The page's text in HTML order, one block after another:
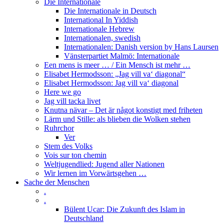
Die Internationale in Deutsch
International In Yiddish
Internationale Hebrew
Internationalen, swedish
Internationalen: Danish version by Hans Laursen
Vänsterpartiet Malmö: Internationale
Een mens is meer … / Ein Mensch ist mehr …
Elisabet Hermodsson: „Jag vill va‘ diagonal“
Elisabet Hermodsson: Jag vill va‘ diagonal
Here we go
Jag vill tacka livet
Knutna nävar – Det är något konstigt med friheten
Lärm und Stille: als blieben die Wolken stehen
Ruhrchor
Ver
Stem des Volks
Vois sur ton chemin
Weltjugendlied: Jugend aller Nationen
Wir lernen im Vorwärtsgehen …
Sache der Menschen
.
.
Bülent Ucar: Die Zukunft des Islam in
Deutschland